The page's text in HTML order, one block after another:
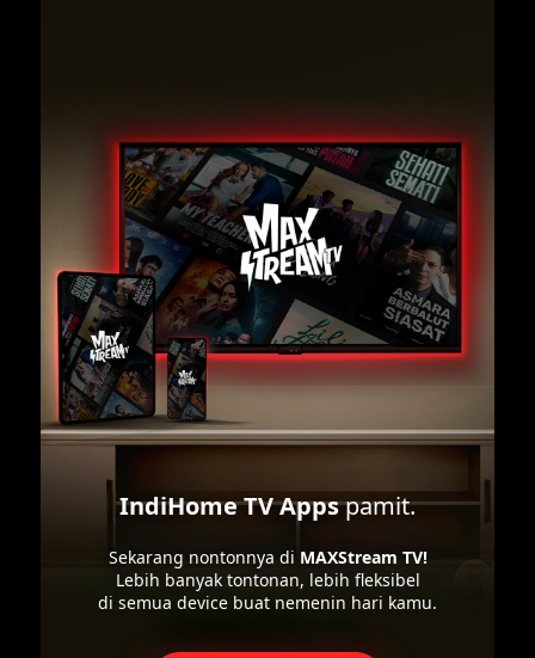
IndiHome TV Appspamit.
Sekarang nontonnya di MAXStream TV!
Lebih banyak tontonan, lebih fleksibel
di semua device buat nemenin hari kamu.